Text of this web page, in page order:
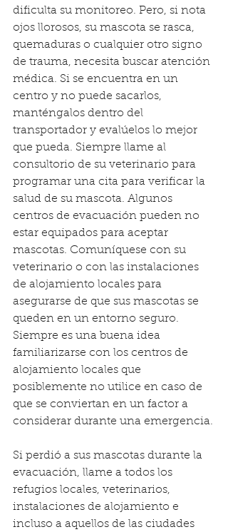
dificulta su monitoreo. Pero, si nota
ojos llorosos, su mascota se rasca,
quemaduras o cualquier otro signo
de trauma, necesita buscar atención
médica. Si se encuentra en un
centro y no puede sacarlos,
manténgalos dentro del
transportador y evalúelos lo mejor
que pueda. Siempre llame al
consultorio de su veterinario para
programar una cita para verificar la
salud de su mascota. Algunos
centros de evacuación pueden no
estar equipados para aceptar
mascotas. Comuníquese con su
veterinario o con las instalaciones
de alojamiento locales para
asegurarse de que sus mascotas se
queden en un entorno seguro.
Siempre es una buena idea
familiarizarse con los centros de
alojamiento locales que
posiblemente no utilice en caso de
que se conviertan en un factor a
considerar durante una emergencia.
Si perdió a sus mascotas durante la
evacuación, llame a todos los
refugios locales, veterinarios,
instalaciones de alojamiento e
incluso a aquellos de las ciudades